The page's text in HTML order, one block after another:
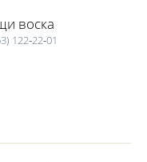
воска
122‑22‑01